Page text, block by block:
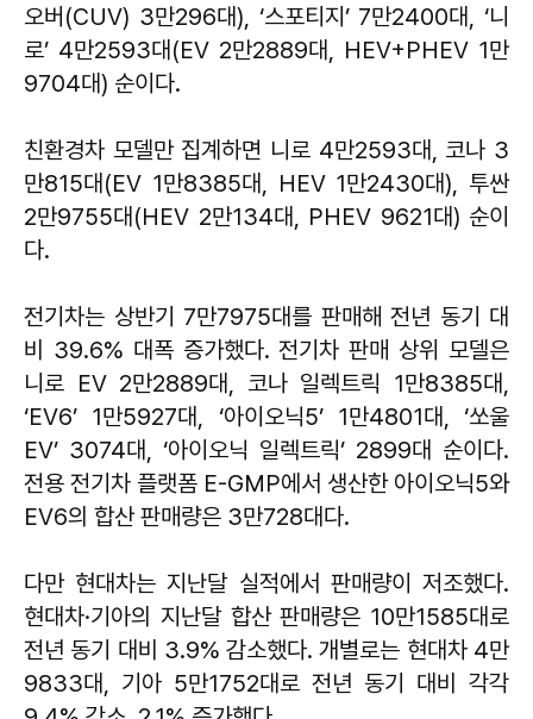
오버(CUV) 3만296대), ‘스포티지’ 7만2400대, ‘니
로’ 4만2593대(EV 2만2889대, HEV+PHEV 1만
9704대) 순이다.
친환경차 모델만 집계하면 니로 4만2593대, 코나 3
만815대(EV 1만8385대, HEV 1만2430대), 투싼
2만9755대(HEV 2만134대, PHEV 9621대) 순이
다.
전기차는 상반기 7만7975대를 판매해 전년 동기 대
비 39.6% 대폭 증가했다. 전기차 판매 상위 모델은
니로 EV 2만2889대, 코나 일렉트릭 1만8385대,
‘EV6’ 1만5927대, ‘아이오닉5’ 1만4801대, ‘쏘울
EV’ 3074대, ‘아이오닉 일렉트릭’ 2899대 순이다.
전용 전기차 플랫폼 E-GMP에서 생산한 아이오닉5와
EV6의 합산 판매량은 3만728대다.
다만 현대차는 지난달 실적에서 판매량이 저조했다.
현대차·기아의 지난달 합산 판매량은 10만1585대로
전년 동기 대비 3.9% 감소했다. 개별로는 현대차 4만
9833대, 기아 5만1752대로 전년 동기 대비 각각